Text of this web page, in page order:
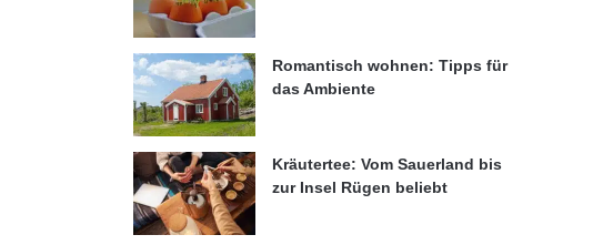
Romantisch wohnen: Tipps für
das Ambiente
Kräutertee: Vom Sauerland bis
zur Insel Rügen beliebt